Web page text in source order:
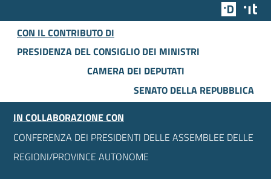
Team
CON IL CONTRIBUTO DI
PRESIDENZA DEL CONSIGLIO DEI MINISTRI
CAMERA DEI DEPUTATI
SENATO DELLA REPUBBLICA
IN COLLABORAZIONE CON
CONFERENZA DEI PRESIDENTI DELLE ASSEMBLEE DELLE
REGIONI/PROVINCE AUTONOME